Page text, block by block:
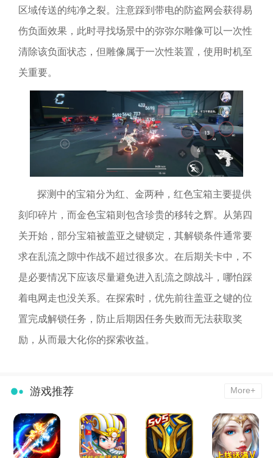
区域传送的纯净之裂。注意踩到带电的防盗网会获得易
伤负面效果，此时寻找场景中的弥弥尔雕像可以一次性
清除该负面状态，但雕像属于一次性装置，使用时机至
关重要。
探测中的宝箱分为红、金两种，红色宝箱主要提供
刻印碎片，而金色宝箱则包含珍贵的移转之辉。从第四
关开始，部分宝箱被盖亚之键锁定，其解锁条件通常要
求在乱流之隙中作战不超过很多次。在后期关卡中，不
是必要情况下应该尽量避免进入乱流之隙战斗，哪怕踩
着电网走也没关系。在探索时，优先前往盖亚之键的位
置完成解锁任务，防止后期因任务失败而无法获取奖
励，从而最大化你的探索收益。
游戏推荐 More+